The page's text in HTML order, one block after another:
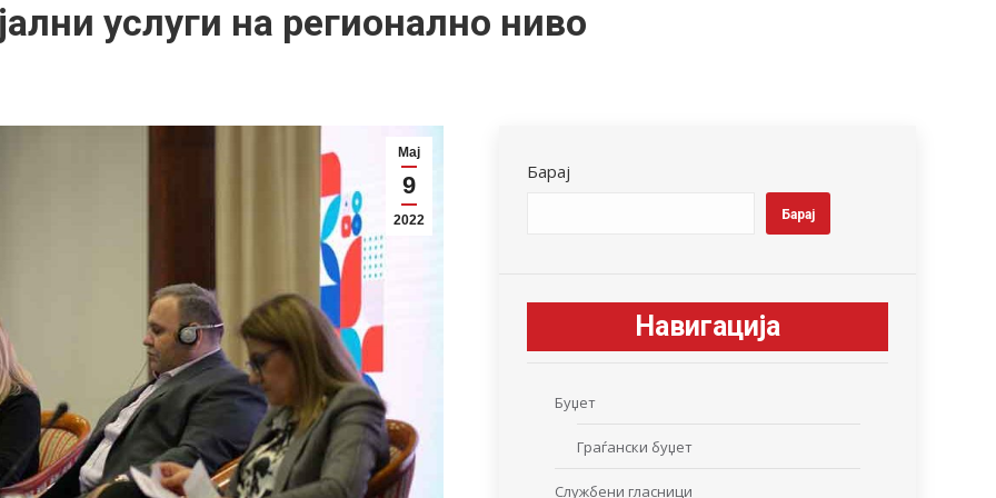
услуги на регионално ниво
Мај
9
2022
Барај
Барај
Навигација
Буџет
Граѓански буџет
Службени гласници